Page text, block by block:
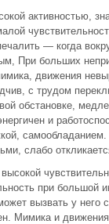
активностью,
— когда
При больших
движения
с трудом
обстановке,
и
слабо
при большой
вызвать у него
Мимика и